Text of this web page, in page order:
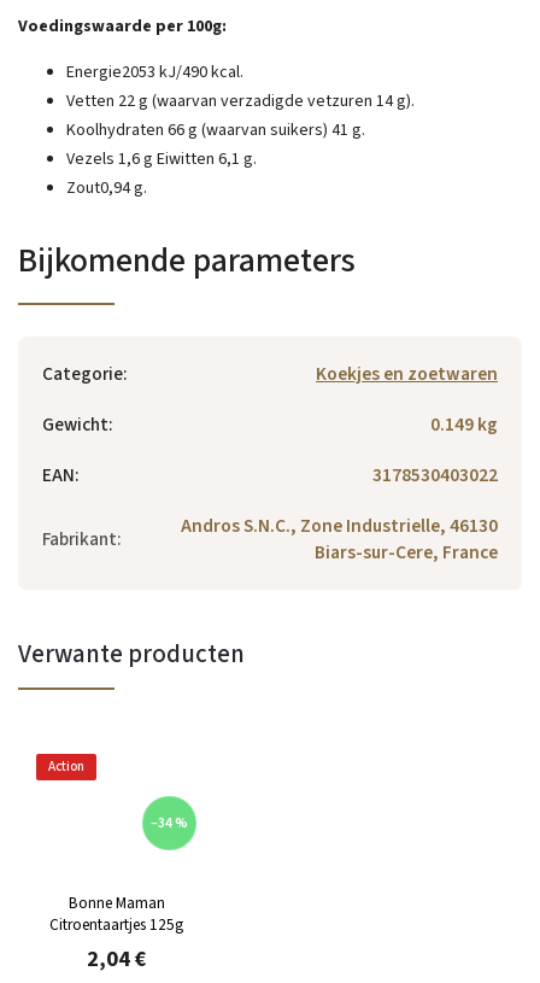
Voedingswaarde per 100g:
Energie2053 kJ/490 kcal.
Vetten 22 g (waarvan verzadigde vetzuren 14 g).
Koolhydraten 66 g (waarvan suikers) 41 g.
Vezels 1,6 g Eiwitten 6,1 g.
Zout0,94 g.
Bijkomende parameters
Categorie:
Koekjes en zoetwaren
Gewicht:
0.149 kg
EAN: 3178530403022
Fabrikant:
Andros S.N.C., Zone Industrielle, 46130
Biars-sur-Cere, France
Verwante producten
Action
–34 %
Bonne Maman
Citroentaartjes 125g
2,04 €